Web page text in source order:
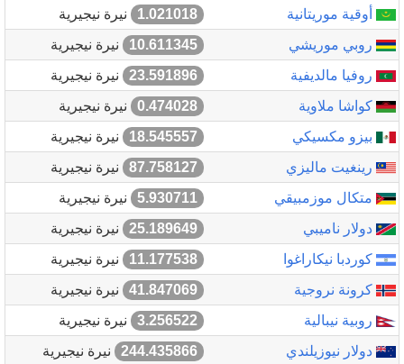
أوقية موريتانية
1.021018
نيرة نيجيرية
روبي موريشي
10.611345
نيرة نيجيرية
روفيا مالديفية
23.591896
نيرة نيجيرية
كواشا ملاوية
0.474028
نيرة نيجيرية
بيزو مكسيكي
18.545557
نيرة نيجيرية
رينغيت ماليزي
87.758127
نيرة نيجيرية
متكال موزمبيقي
5.930711
نيرة نيجيرية
دولار ناميبي
25.189649
نيرة نيجيرية
كوردبا نيكاراغوا
11.177538
نيرة نيجيرية
كرونة نروجية
41.847069
نيرة نيجيرية
روبية نيبالية
3.256522
نيرة نيجيرية
دولار نيوزيلندي
244.435866
نيرة نيجيرية